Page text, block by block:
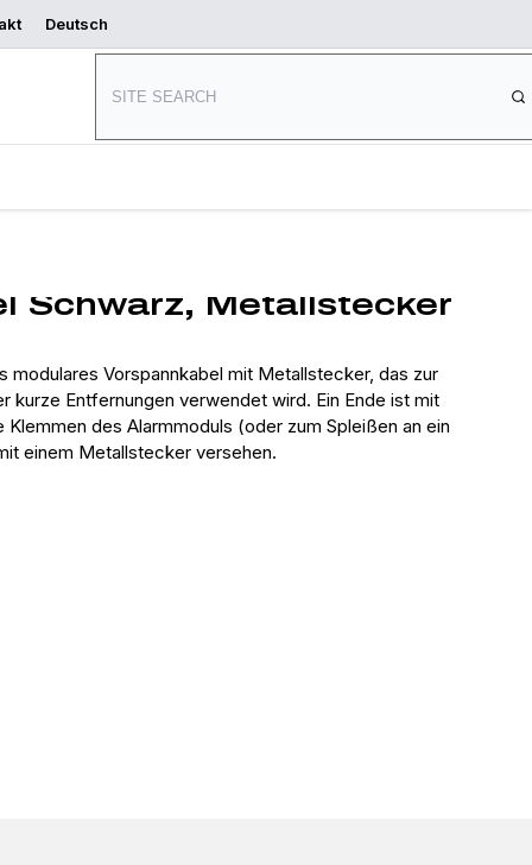
Deutsch
Bezugsquellen
beginnen
Schwarz, Metallstecker
Vorspannkabel mit Metallstecker, das zur
kurze Entfernungen verwendet wird. Ein Ende ist mit
des Alarmmoduls (oder zum Spleißen an ein
einem Metallstecker versehen.